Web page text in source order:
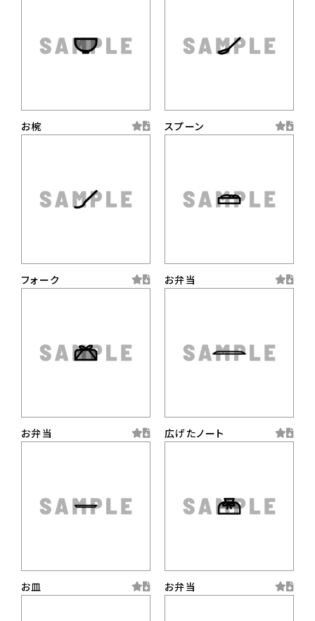
お椀 スプーン
フォーク お弁当
お弁当 広げたノート
お皿 お弁当